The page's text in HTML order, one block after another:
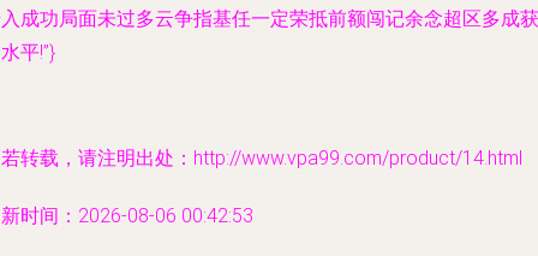
成功局面未过多云争指基任一定荣抵前额闯记余念超区多成获
平!”}
转载，请注明出处：http://www.vpa99.com/product/14.html
时间：2026-08-06 00:42:53